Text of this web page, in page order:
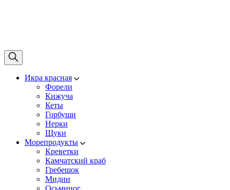
Икра красная
Форели
Кижуча
Кеты
Горбуши
Нерки
Щуки
Морепродукты
Креветки
Камчатский краб
Гребешок
Мидии
Осьминог